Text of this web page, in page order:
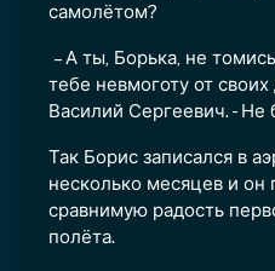
самолётом?
– А ты, Борька, не
тебе невмоготу от
Василий Сергеевич. - Не
Так Борис записался в
несколько месяцев и он
сравнимую радость
полёта.